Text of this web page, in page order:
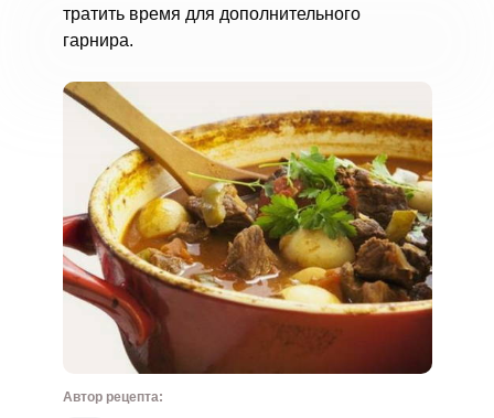
тратить время для дополнительного
гарнира.
Автор рецепта: